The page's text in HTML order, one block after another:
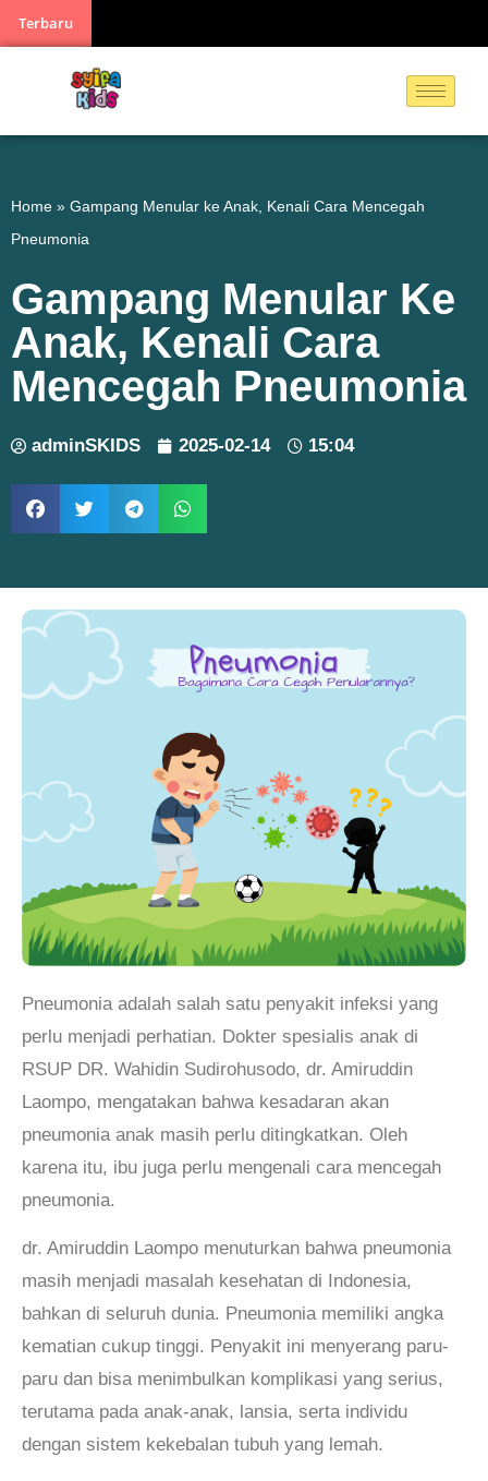
Terbaru
Home » Gampang Menular ke Anak, Kenali Cara Mencegah
Pneumonia
Gampang Menular Ke
Anak, Kenali Cara
Mencegah Pneumonia
adminSKIDS 2025-02-14 15:04
Pneumonia adalah salah satu penyakit infeksi yang
perlu menjadi perhatian. Dokter spesialis anak di
RSUP DR. Wahidin Sudirohusodo, dr. Amiruddin
Laompo, mengatakan bahwa kesadaran akan
pneumonia anak masih perlu ditingkatkan. Oleh
karena itu, ibu juga perlu mengenali cara mencegah
pneumonia.
dr. Amiruddin Laompo menuturkan bahwa pneumonia
masih menjadi masalah kesehatan di Indonesia,
bahkan di seluruh dunia. Pneumonia memiliki angka
kematian cukup tinggi. Penyakit ini menyerang paru-
paru dan bisa menimbulkan komplikasi yang serius,
terutama pada anak-anak, lansia, serta individu
dengan sistem kekebalan tubuh yang lemah.